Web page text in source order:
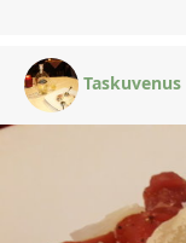
Taskuvenus